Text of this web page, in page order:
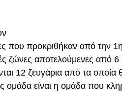
που προκριθήκαν από την
ζώνες αποτελούμενες από
12 ζευγάρια από τα
ομάδα είναι η ομάδα που